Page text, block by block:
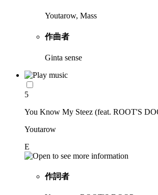
Youtarow, Mass
作曲者
Ginta sense
5
You Know My Steez (feat. ROOT'S
Youtarow
E
作詞者